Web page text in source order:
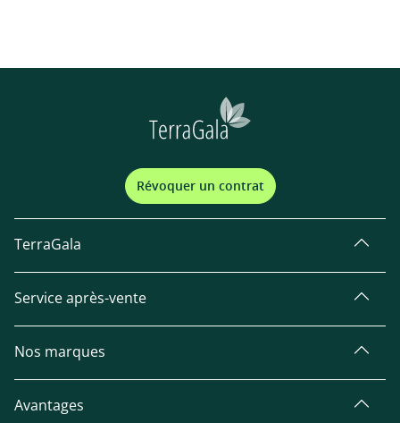
Révoquer un contrat
TerraGala
Service après-vente
Nos marques
Avantages